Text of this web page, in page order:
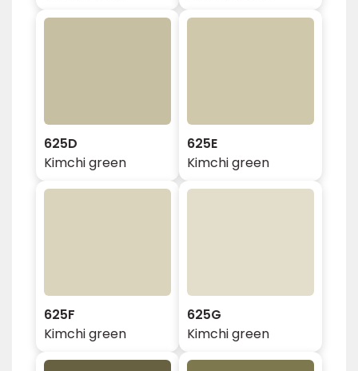
625D
Kimchi green
625E
Kimchi green
625F
Kimchi green
625G
Kimchi green